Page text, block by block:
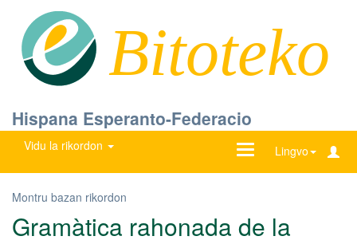
Bitoteko
Hispana Esperanto-Federacio
Vidu la rikordon Lingvo
Ŝanĝu
Montru bazan rikordon
Gramàtica rahonada de la